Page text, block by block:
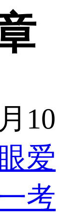
10
爱
考